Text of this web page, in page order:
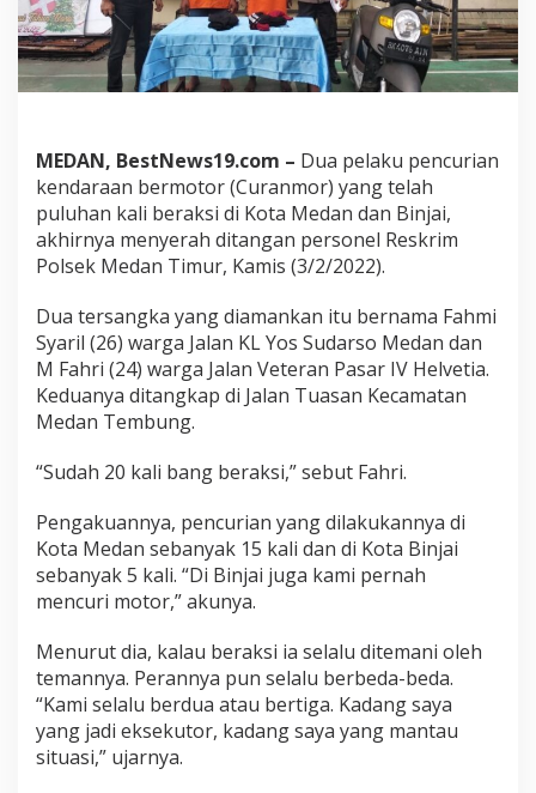
a
n
K
a
l
e
r
a
k
s
i
e
n
y
e
r
a
d
i
a
n
g
a
n
o
l
s
e
k
M
MEDAN, BestNews19.com – Dua pelaku pencurian
kendaraan bermotor (Curanmor) yang telah
puluhan kali beraksi di Kota Medan dan Binjai,
akhirnya menyerah ditangan personel Reskrim
Polsek Medan Timur, Kamis (3/2/2022).
Dua tersangka yang diamankan itu bernama Fahmi
Syaril (26) warga Jalan KL Yos Sudarso Medan dan
M Fahri (24) warga Jalan Veteran Pasar IV Helvetia.
Keduanya ditangkap di Jalan Tuasan Kecamatan
Medan Tembung.
“Sudah 20 kali bang beraksi,” sebut Fahri.
Pengakuannya, pencurian yang dilakukannya di
Kota Medan sebanyak 15 kali dan di Kota Binjai
sebanyak 5 kali. “Di Binjai juga kami pernah
mencuri motor,” akunya.
Menurut dia, kalau beraksi ia selalu ditemani oleh
temannya. Perannya pun selalu berbeda-beda.
“Kami selalu berdua atau bertiga. Kadang saya
yang jadi eksekutor, kadang saya yang mantau
situasi,” ujarnya.